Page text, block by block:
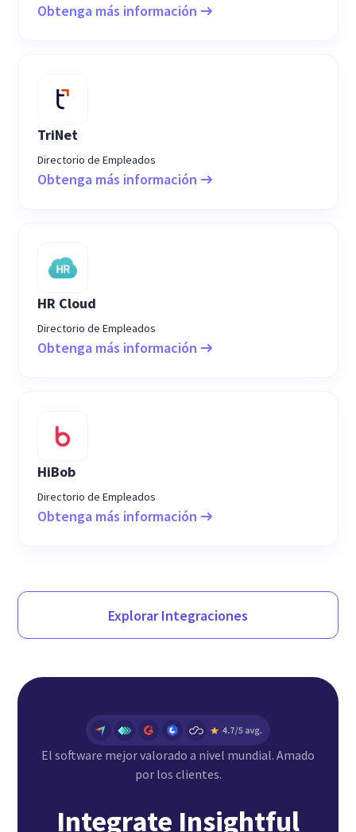
Obtenga más información
TriNet
Directorio de Empleados
Obtenga más información
HR Cloud
Directorio de Empleados
Obtenga más información
HiBob
Directorio de Empleados
Obtenga más información
Explorar Integraciones
El software mejor valorado a nivel mundial. Amado
por los clientes.
Integrate Insightful